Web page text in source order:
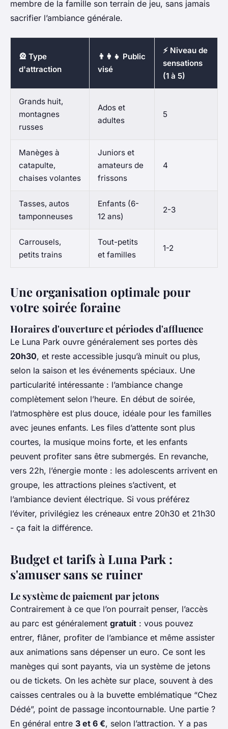
membre de la famille son terrain de jeu, sans jamais
sacrifier l’ambiance générale.
🎡 Type
d'attraction
👨‍👩‍👧 Public
visé
⚡ Niveau de
sensations
(1 à 5)
Grands huit,
montagnes
russes
Ados et
adultes
5
Manèges à
catapulte,
chaises volantes
Juniors et
amateurs de
frissons
4
Tasses, autos
tamponneuses
Enfants (6-
12 ans)
2-3
Carrousels,
petits trains
Tout-petits
et familles
1-2
Une organisation optimale pour
votre soirée foraine
Horaires d'ouverture et périodes d'affluence
Le Luna Park ouvre généralement ses portes dès
20h30, et reste accessible jusqu’à minuit ou plus,
selon la saison et les événements spéciaux. Une
particularité intéressante : l’ambiance change
complètement selon l’heure. En début de soirée,
l’atmosphère est plus douce, idéale pour les familles
avec jeunes enfants. Les files d’attente sont plus
courtes, la musique moins forte, et les enfants
peuvent profiter sans être submergés. En revanche,
vers 22h, l’énergie monte : les adolescents arrivent en
groupe, les attractions pleines s’activent, et
l’ambiance devient électrique. Si vous préférez
l’éviter, privilégiez les créneaux entre 20h30 et 21h30
- ça fait la différence.
Budget et tarifs à Luna Park :
s'amuser sans se ruiner
Le système de paiement par jetons
Contrairement à ce que l’on pourrait penser, l’accès
au parc est généralement gratuit : vous pouvez
entrer, flâner, profiter de l’ambiance et même assister
aux animations sans dépenser un euro. Ce sont les
manèges qui sont payants, via un système de jetons
ou de tickets. On les achète sur place, souvent à des
caisses centrales ou à la buvette emblématique “Chez
Dédé”, point de passage incontournable. Une partie ?
En général entre 3 et 6 €, selon l’attraction. Y a pas